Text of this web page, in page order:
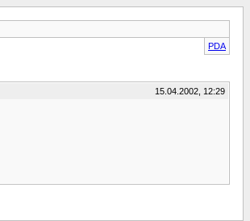
PDA
15.04.2002, 12:29